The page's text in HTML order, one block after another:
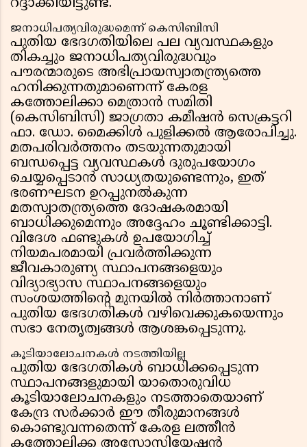
റദ്ദാക്കിയിട്ടുണ്ട്.
ജനാധിപത്യവിരുദ്ധമെന്ന് കെസിബിസി
പുതിയ ഭേദഗതിയിലെ പല വ്യവസ്ഥകളും
തികച്ചും ജനാധിപത്യവിരുദ്ധവും
പൗരന്മാരുടെ അഭിപ്രായസ്വാതന്ത്ര്യത്തെ
ഹനിക്കുന്നതുമാണെന്ന് കേരള
കത്തോലിക്കാ മെത്രാൻ സമിതി
(കെസിബിസി) ജാഗ്രതാ കമീഷൻ സെക്രട്ടറി
ഫാ. ഡോ. മൈക്കിൾ പുളിക്കൽ ആരോപിച്ചു.
മതപരിവർത്തനം തടയുന്നതുമായി
ബന്ധപ്പെട്ട വ്യവസ്ഥകൾ ദുരുപയോഗം
ചെയ്യപ്പെടാൻ സാധ്യതയുണ്ടെന്നും, ഇത്
ഭരണഘടന ഉറപ്പുനൽകുന്ന
മതസ്വാതന്ത്ര്യത്തെ ദോഷകരമായി
ബാധിക്കുമെന്നും അദ്ദേഹം ചൂണ്ടിക്കാട്ടി.
വിദേശ ഫണ്ടുകൾ ഉപയോഗിച്ച്
നിയമപരമായി പ്രവർത്തിക്കുന്ന
ജീവകാരുണ്യ സ്ഥാപനങ്ങളെയും
വിദ്യാഭ്യാസ സ്ഥാപനങ്ങളെയും
സംശയത്തിൻ്റെ മുനയിൽ നിർത്താനാണ്
പുതിയ ഭേദഗതികൾ വഴിവെക്കുകയെന്നും
സഭാ നേതൃത്വങ്ങൾ ആശങ്കപ്പെടുന്നു.
കൂടിയാലോചനകൾ നടത്തിയില്ല
പുതിയ ഭേദഗതികൾ ബാധിക്കപ്പെടുന്ന
സ്ഥാപനങ്ങളുമായി യാതൊരുവിധ
കൂടിയാലോചനകളും നടത്താതെയാണ്
കേന്ദ്ര സർക്കാർ ഈ തീരുമാനങ്ങൾ
കൊണ്ടുവന്നതെന്ന് കേരള ലത്തീൻ